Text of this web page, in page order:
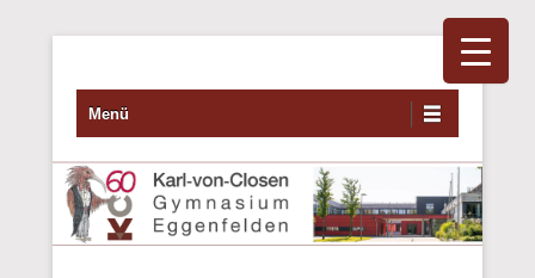
Primäres Menü
Zum Inhalt wechseln
Menü